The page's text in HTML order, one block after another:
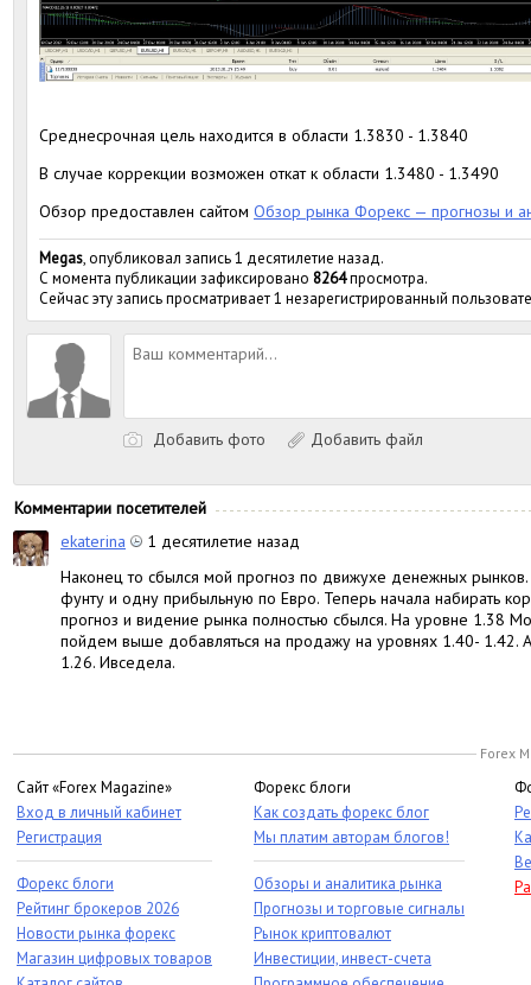
Среднесрочная цель находится в области 1.3830 - 1.3840
В случае коррекции возможен откат к области 1.3480 - 1.3490
Обзор предоставлен сайтом Обзор рынка Форекс — прогнозы и
Megas, опубликовал запись 1 десятилетие назад.
С момента публикации зафиксировано 8264просмотра.
Сейчас эту запись просматривает 1 незарегистрированный
Добавить фото Добавить файл
Комментарии посетителей
ekaterina
1 десятилетие назад
Наконец то сбылся мой прогноз по движухе денежных
фунту и одну прибыльную по Евро. Теперь начала набирать
прогноз и видение рынка полностью сбылся. На уровне 1.38
пойдем выше добавляться на продажу на уровнях 1.40- 1.42.
1.26. Ивседела.
Forex
Сайт «Forex Magazine»
Вход в личный кабинет
Регистрация
Форекс блоги
Рейтинг брокеров 2026
Новости рынка форекс
Магазин цифровых товаров
Форекс блоги
Как создать форекс блог
Мы платим авторам блогов!
Обзоры и аналитика рынка
Прогнозы и торговые сигналы
Рынок криптовалют
Инвестиции, инвест-счета